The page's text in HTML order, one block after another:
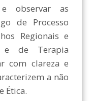
e observar as
de Processo
Regionais e
e de Terapia
com clareza e
a não
Ética.